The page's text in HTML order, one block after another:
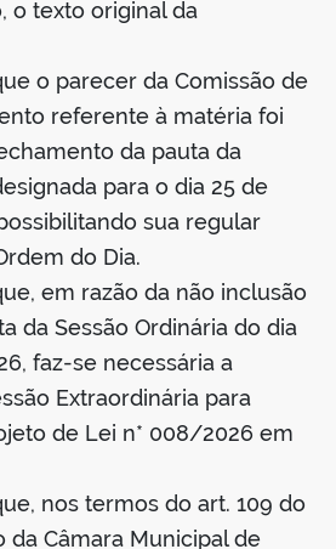
o texto original da
o parecer da Comissão de
referente à matéria foi
da pauta da
para o dia 25 de
sua regular
do Dia.
em razão da não inclusão
da Sessão Ordinária do dia
faz-se necessária a
Extraordinária para
de Lei n* 008/2026 em
nos termos do art. 109 do
da Câmara Municipal de